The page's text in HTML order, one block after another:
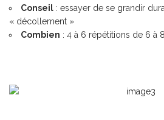
Conseil : essayer de se grandir
« décollement »
Combien : 4 à 6 répétitions de 6 à